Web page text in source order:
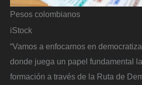
Pesos colombianos
iStock
“Vamos a enfocarnos en
donde juega un papel fundamental
formación a través de la Ruta de